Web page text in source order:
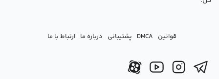
قوانین DMCA پشتیبانی درباره ما ارتباط با ما